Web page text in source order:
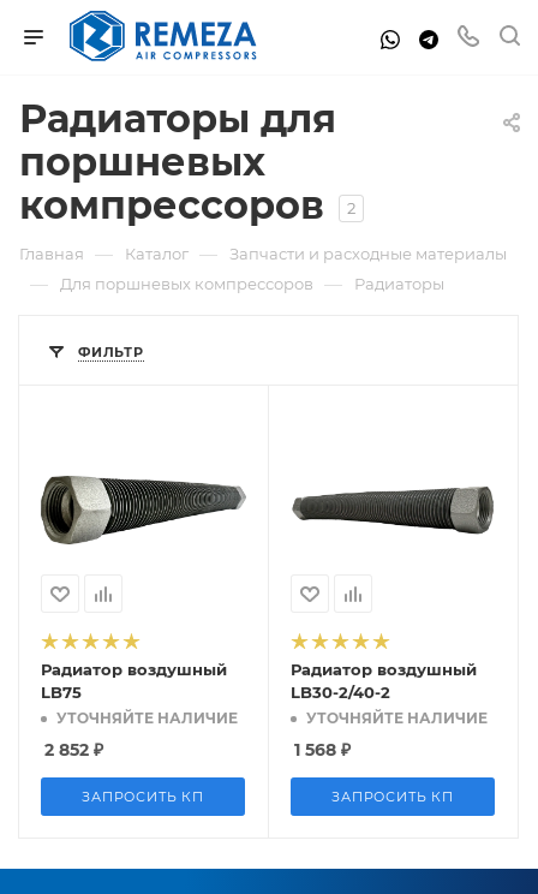
Радиаторы для
поршневых
компрессоров
2
Главная — Каталог — Запчасти и расходные материалы
— Для поршневых компрессоров — Радиаторы
ФИЛЬТР
Радиатор воздушный
LB75
УТОЧНЯЙТЕ НАЛИЧИЕ
2 852 ₽
ЗАПРОСИТЬ КП
Радиатор воздушный
LB30-2/40-2
УТОЧНЯЙТЕ НАЛИЧИЕ
1 568 ₽
ЗАПРОСИТЬ КП